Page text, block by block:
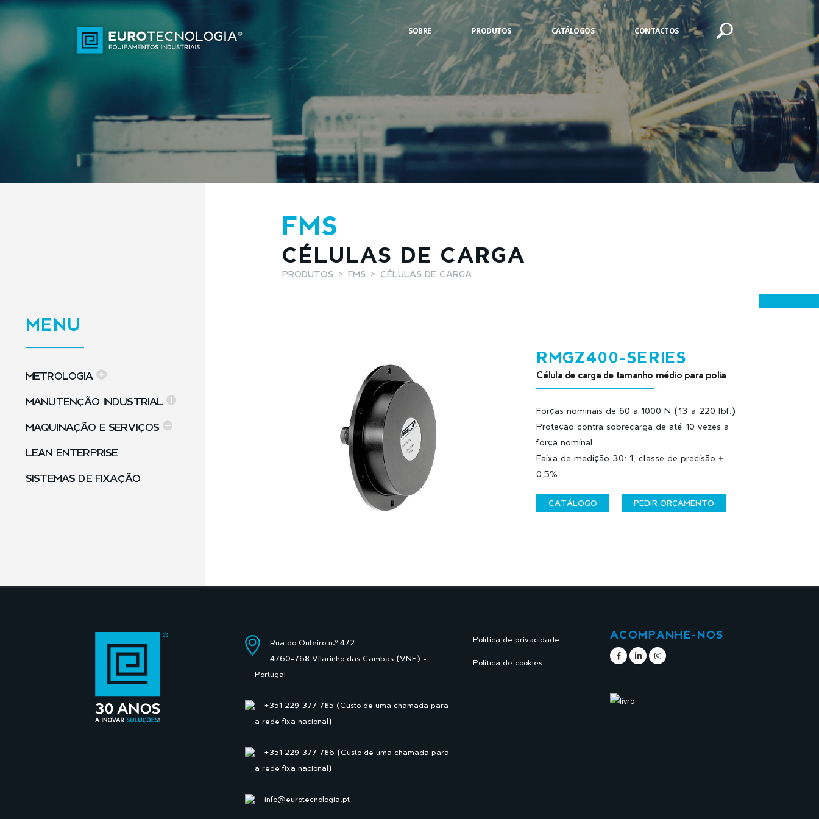
SOBRE PRODUTOS CATÁLOGOS CONTACTOS
MENU
METROLOGIA
MANUTENÇÃO INDUSTRIAL
MAQUINAÇÃO E SERVIÇOS
LEAN ENTERPRISE
SISTEMAS DE FIXAÇÃO
FMS
CÉLULAS DE CARGA
PRODUTOS FMS CÉLULAS DE CARGA
RMGZ400-SERIES
Célula de carga de tamanho médio para polia
Forças nominais de 60 a 1000 N (13 a 220 lbf.)
Proteção contra sobrecarga de até 10 vezes a
força nominal
Faixa de medição 30: 1, classe de precisão ±
0,5%
CATÁLOGO PEDIR ORÇAMENTO
Rua do Outeiro n.º 472
4760-768 Vilarinho das Cambas (VNF) -
Portugal
+351 229 377 785 (Custo de uma chamada para
a rede fixa nacional)
+351 229 377 786 (Custo de uma chamada para
a rede fixa nacional)
info@eurotecnologia.pt
Política de privacidade
Política de cookies
ACOMPANHE-NOS